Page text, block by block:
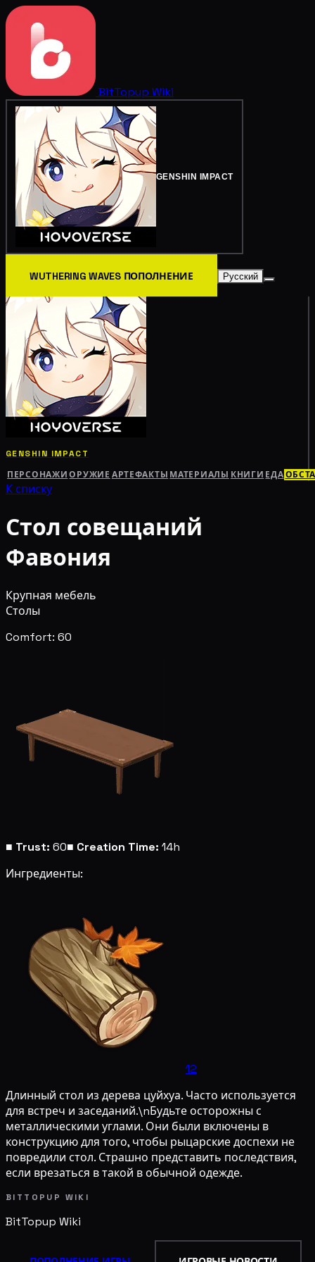
BitTopup Wiki
GENSHIN IMPACT
WUTHERING WAVES ПОПОЛНЕНИЕ Русский
GENSHIN IMPACT
ПЕРСОНАЖИ ОРУЖИЕ АРТЕФАКТЫ МАТЕРИАЛЫ КНИГИ ЕДА
К списку
Стол совещаний
Фавония
Крупная мебель
Столы
Comfort: 60
■ Trust: 60■ Creation Time: 14h
Ингредиенты:
12
Длинный стол из дерева цуйхуа. Часто используется
для встреч и заседаний.\nБудьте осторожны с
металлическими углами. Они были включены в
конструкцию для того, чтобы рыцарские доспехи не
повредили стол. Страшно представить последствия,
если врезаться в такой в обычной одежде.
BITTOPUP WIKI
BitTopup Wiki